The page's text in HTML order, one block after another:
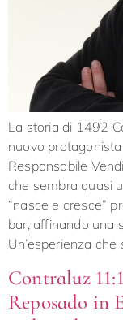
La storia di 1492
nuovo
Responsabile
che sembra quasi
“nasce e cresce”
bar, affinando una
Un’esperienza
Contraluz
Reposado in